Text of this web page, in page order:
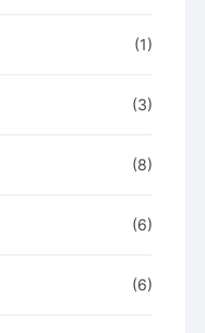
(1)
(3)
(8)
(6)
(6)